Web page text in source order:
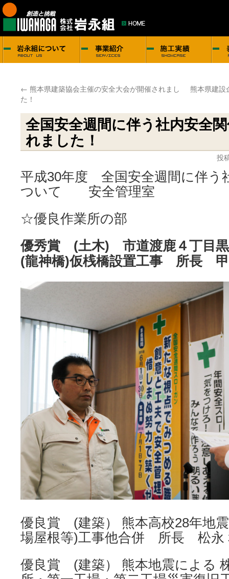
← 熊本県建築協会主催の安全大会が開催されまし
た！
熊本県建設
全国安全週間に伴う社内安全
れました！
投
平成30年度 全国安全週間に伴う
ついて 安全管理室
☆優良作業所の部
優秀賞 (土木) 市道渡鹿４丁目黒
(龍神橋)仮桟橋設置工事 所長
優良賞 (建築） 熊本高校28年地
場屋根等)工事他合併 所長 松永
優良賞 (建築） 熊本地震による